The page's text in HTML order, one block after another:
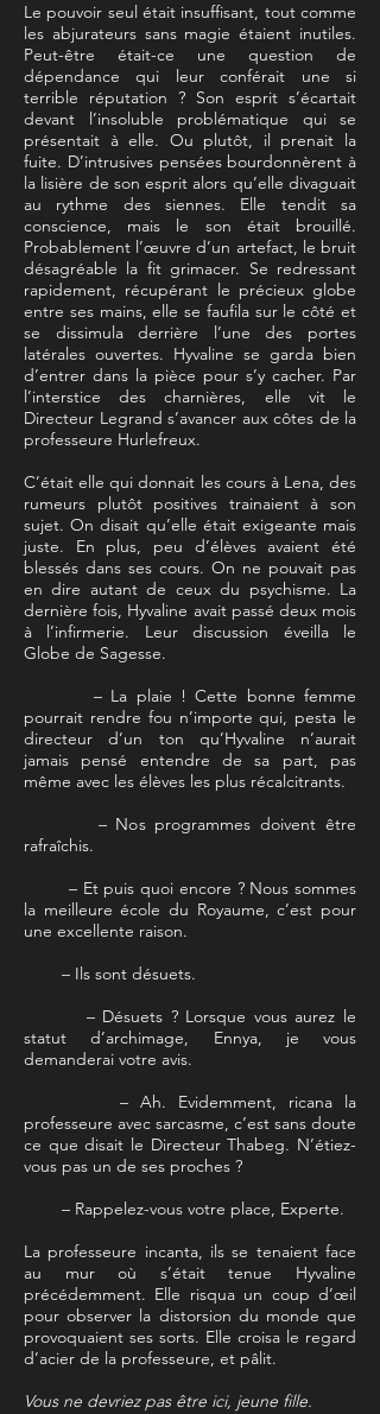
Le pouvoir seul était insuffisant, tout comme
les abjurateurs sans magie étaient inutiles.
Peut-être était-ce une question de
dépendance qui leur conférait une si
terrible réputation ? Son esprit s’écartait
devant l’insoluble problématique qui se
présentait à elle. Ou plutôt, il prenait la
fuite. D’intrusives pensées bourdonnèrent à
la lisière de son esprit alors qu’elle divaguait
au rythme des siennes. Elle tendit sa
conscience, mais le son était brouillé.
Probablement l’œuvre d’un artefact, le bruit
désagréable la fit grimacer. Se redressant
rapidement, récupérant le précieux globe
entre ses mains, elle se faufila sur le côté et
se dissimula derrière l’une des portes
latérales ouvertes. Hyvaline se garda bien
d’entrer dans la pièce pour s’y cacher. Par
l’interstice des charnières, elle vit le
Directeur Legrand s’avancer aux côtes de la
professeure Hurlefreux.
C’était elle qui donnait les cours à Lena, des
rumeurs plutôt positives trainaient à son
sujet. On disait qu’elle était exigeante mais
juste. En plus, peu d’élèves avaient été
blessés dans ses cours. On ne pouvait pas
en dire autant de ceux du psychisme. La
dernière fois, Hyvaline avait passé deux mois
à l’infirmerie. Leur discussion éveilla le
Globe de Sagesse.
– La plaie ! Cette bonne femme
pourrait rendre fou n’importe qui, pesta le
directeur d’un ton qu’Hyvaline n’aurait
jamais pensé entendre de sa part, pas
même avec les élèves les plus récalcitrants.
– Nos programmes doivent être
rafraîchis.
– Et puis quoi encore ? Nous sommes
la meilleure école du Royaume, c’est pour
une excellente raison.
– Ils sont désuets.
– Désuets ? Lorsque vous aurez le
statut d’archimage, Ennya, je vous
demanderai votre avis.
– Ah. Evidemment, ricana la
professeure avec sarcasme, c’est sans doute
ce que disait le Directeur Thabeg. N’étiez-
vous pas un de ses proches ?
– Rappelez-vous votre place, Experte.
La professeure incanta, ils se tenaient face
au mur où s’était tenue Hyvaline
précédemment. Elle risqua un coup d’œil
pour observer la distorsion du monde que
provoquaient ses sorts. Elle croisa le regard
d’acier de la professeure, et pâlit.
Vous ne devriez pas être ici, jeune fille.